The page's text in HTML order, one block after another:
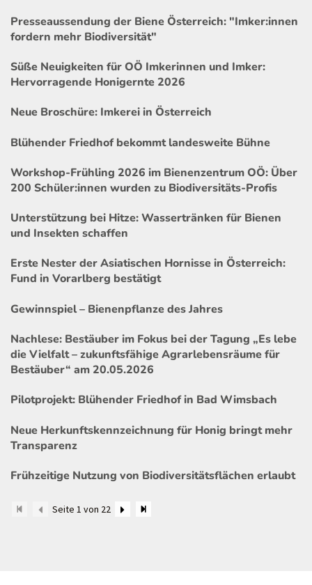
Presseaussendung der Biene Österreich: "Imker:innen
fordern mehr Biodiversität"
Süße Neuigkeiten für OÖ Imkerinnen und Imker:
Hervorragende Honigernte 2026
Neue Broschüre: Imkerei in Österreich
Blühender Friedhof bekommt landesweite Bühne
Workshop-Frühling 2026 im Bienenzentrum OÖ: Über
200 Schüler:innen wurden zu Biodiversitäts-Profis
Unterstützung bei Hitze: Wassertränken für Bienen
und Insekten schaffen
Erste Nester der Asiatischen Hornisse in Österreich:
Fund in Vorarlberg bestätigt
Gewinnspiel – Bienenpflanze des Jahres
Nachlese: Bestäuber im Fokus bei der Tagung „Es lebe
die Vielfalt – zukunftsfähige Agrarlebensräume für
Bestäuber“ am 20.05.2026
Pilotprojekt: Blühender Friedhof in Bad Wimsbach
Neue Herkunftskennzeichnung für Honig bringt mehr
Transparenz
Frühzeitige Nutzung von Biodiversitätsflächen erlaubt
Seite 1 von 22